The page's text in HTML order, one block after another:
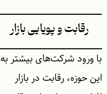
رقابت و پویایی بازار
با ورود شرکت‌های بیشتر به
این حوزه، رقابت در بازار